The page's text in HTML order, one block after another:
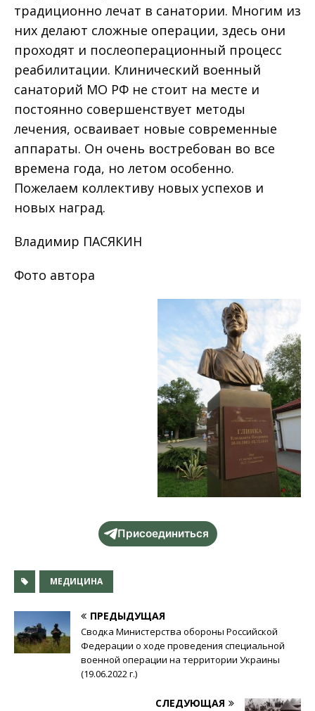
традиционно лечат в санатории. Многим из
них делают сложные операции, здесь они
проходят и послеоперационный процесс
реабилитации. Клинический военный
санаторий МО РФ не стоит на месте и
постоянно совершенствует методы
лечения, осваивает новые современные
аппараты. Он очень востребован во все
времена года, но летом особенно.
Пожелаем коллективу новых успехов и
новых наград.
Владимир ПАСЯКИН
Фото автора
Присоединиться
МЕДИЦИНА
ПРЕДЫДУЩАЯ
Сводка Министерства обороны Российской
Федерации о ходе проведения специальной
военной операции на территории Украины
(19.06.2022 г.)
СЛЕДУЮЩАЯ